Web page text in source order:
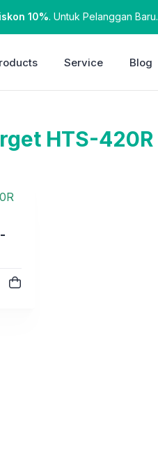
10%. Untuk Pelanggan Baru.
Service Blog
HTS-420R